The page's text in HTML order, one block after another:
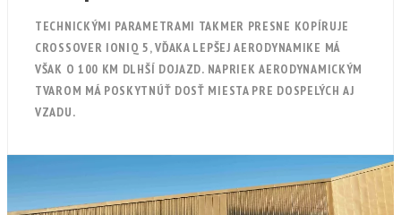
TECHNICKÝMI PARAMETRAMI TAKMER PRESNE KOPÍRUJE
CROSSOVER IONIQ 5, VĎAKA LEPŠEJ AERODYNAMIKE MÁ
VŠAK O 100 KM DLHŠÍ DOJAZD. NAPRIEK AERODYNAMICKÝM
TVAROM MÁ POSKYTNÚŤ DOSŤ MIESTA PRE DOSPELÝCH AJ
VZADU.